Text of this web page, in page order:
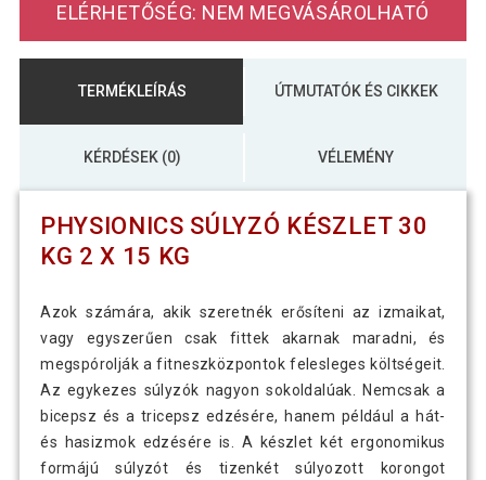
ELÉRHETŐSÉG: NEM MEGVÁSÁROLHATÓ
TERMÉKLEÍRÁS ÚTMUTATÓK ÉS CIKKEK
KÉRDÉSEK (0) VÉLEMÉNY
PHYSIONICS SÚLYZÓ KÉSZLET 30
KG 2 X 15 KG
Azok számára, akik szeretnék erősíteni az izmaikat,
vagy egyszerűen csak fittek akarnak maradni, és
megspórolják a fitneszközpontok felesleges költségeit.
Az egykezes súlyzók nagyon sokoldalúak. Nemcsak a
bicepsz és a tricepsz edzésére, hanem például a hát-
és hasizmok edzésére is. A készlet két ergonomikus
formájú súlyzót és tizenkét súlyozott korongot